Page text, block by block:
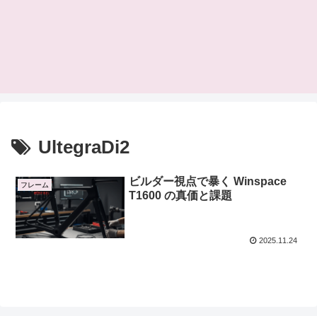
UltegraDi2
フレーム
ビルダー視点で暴く Winspace
T1600 の真価と課題
2025.11.24